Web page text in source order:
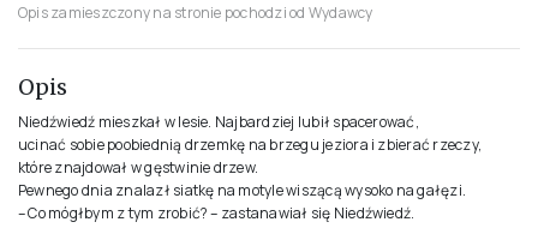
Opis zamieszczony na stronie pochodzi od Wydawcy
Opis
Niedźwiedź mieszkał w lesie. Najbardziej lubił spacerować,
ucinać sobie poobiednią drzemkę na brzegu jeziora i zbierać rzeczy,
które znajdował w gęstwinie drzew.
Pewnego dnia znalazł siatkę na motyle wiszącą wysoko na gałęzi.
– Co mógłbym z tym zrobić? – zastanawiał się Niedźwiedź.